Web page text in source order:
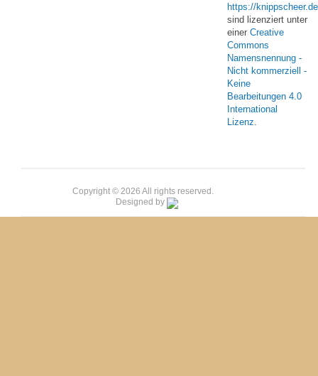
https://knippscheer.de
sind lizenziert unter
einer Creative
Commons
Namensnennung -
Nicht kommerziell -
Keine
Bearbeitungen 4.0
International
Lizenz.
Copyright © 2026 All rights reserved.
Designed by